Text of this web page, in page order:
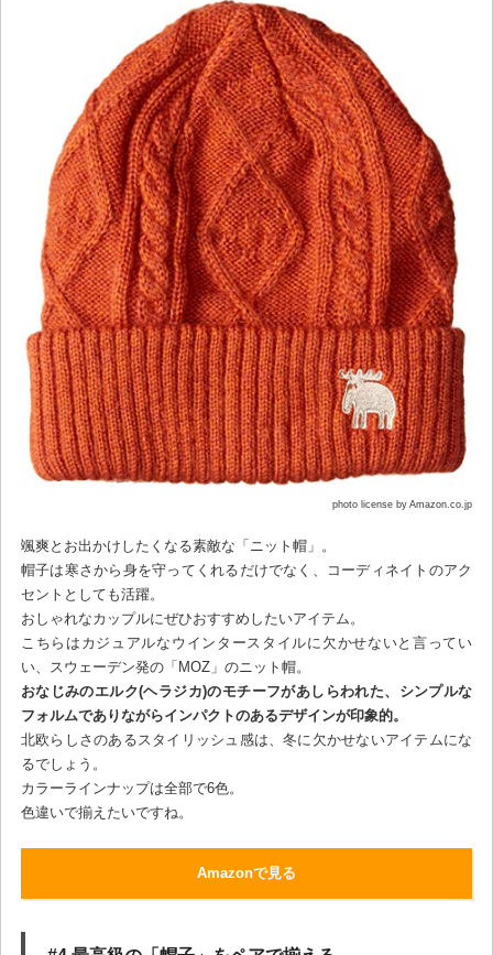
photo license by Amazon.co.jp
颯爽とお出かけしたくなる素敵な「ニット帽」。
帽子は寒さから身を守ってくれるだけでなく、コーディネイトのアク
セントとしても活躍。
おしゃれなカップルにぜひおすすめしたいアイテム。
こちらはカジュアルなウインタースタイルに欠かせないと言ってい
い、スウェーデン発の「MOZ」のニット帽。
おなじみのエルク(ヘラジカ)のモチーフがあしらわれた、シンプルな
フォルムでありながらインパクトのあるデザインが印象的。
北欧らしさのあるスタイリッシュ感は、冬に欠かせないアイテムにな
るでしょう。
カラーラインナップは全部で6色。
色違いで揃えたいですね。
Amazonで見る